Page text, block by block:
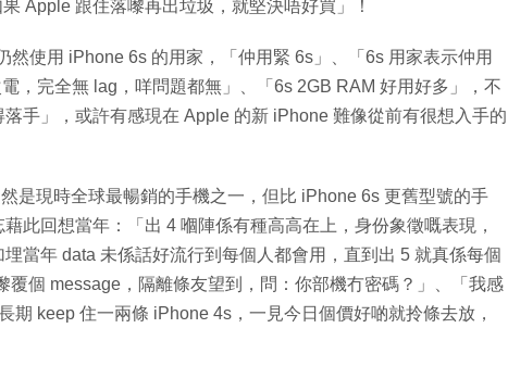
Apple 跟住落嚟再出垃圾，就堅決唔好買」！
然使用 iPhone 6s 的用家，「仲用緊 6s」、「6s 用家表示仲用
，完全無 lag，咩問題都無」、「6s 2GB RAM 好用好多」，不
手」，或許有感現在 Apple 的新 iPhone 難像從前有很想入手的
是現時全球最暢銷的手機之一，但比 iPhone 6s 更舊型號的手
此回想當年：「出 4 嗰陣係有種高高在上，身份象徵嘅表現，
當年 data 未係話好流行到每個人都會用，直到出 5 就真係每個
覆個 message，隔離條友望到，問：你部機冇密碼？」、「我感
期 keep 住一兩條 iPhone 4s，一見今日個價好啲就拎條去放，